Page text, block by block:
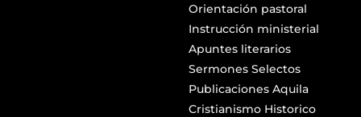
Orientación pastoral
Instrucción ministerial
Apuntes literarios
Sermones Selectos
Publicaciones Aquila
Cristianismo Historico